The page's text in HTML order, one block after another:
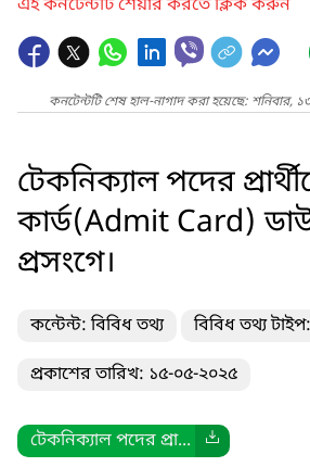
এই কনটেন্টটি শেয়ার করতে ক্লিক করুন
কনটেন্টটি শেষ হাল-নাগাদ করা হয়েছে: শনিবার,
টেকনিক্যাল পদের
কার্ড(Admit Card)
প্রসংগে।
কন্টেন্ট: বিবিধ তথ্য বিবিধ তথ্য
প্রকাশের তারিখ: ১৫-০৫-২০২৫
টেকনিক্যাল পদের প্রা...